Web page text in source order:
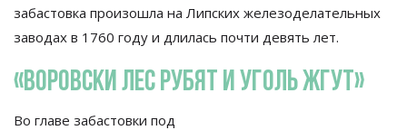
забастовка произошла на Липских железоделательных
заводах в 1760 году и длилась почти девять лет.
«Воровски лес рубят и уголь жгут»
Во главе забастовки под